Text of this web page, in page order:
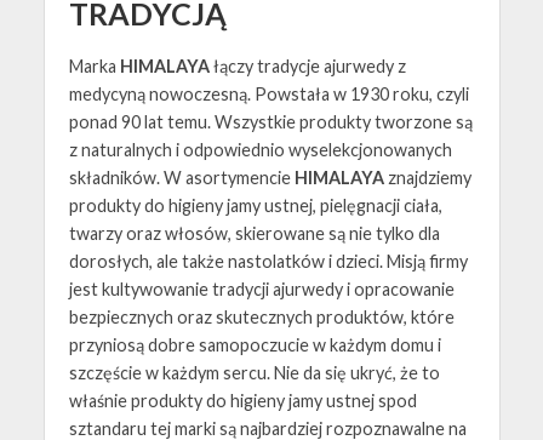
TRADYCJĄ
Marka HIMALAYAłączy tradycje ajurwedy z
medycyną nowoczesną. Powstała w 1930 roku, czyli
ponad 90 lat temu. Wszystkie produkty tworzone są
z naturalnych i odpowiednio wyselekcjonowanych
składników. W asortymencie HIMALAYAznajdziemy
produkty do higieny jamy ustnej, pielęgnacji ciała,
twarzy oraz włosów, skierowane są nie tylko dla
dorosłych, ale także nastolatków i dzieci. Misją firmy
jest kultywowanie tradycji ajurwedy i opracowanie
bezpiecznych oraz skutecznych produktów, które
przyniosą dobre samopoczucie w każdym domu i
szczęście w każdym sercu. Nie da się ukryć, że to
właśnie produkty do higieny jamy ustnej spod
sztandaru tej marki są najbardziej rozpoznawalne na